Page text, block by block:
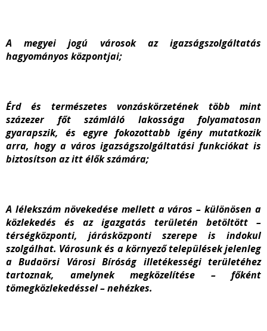
A megyei jogú városok az igazságszolgáltatás
hagyományos központjai;
Érd és természetes vonzáskörzetének több mint
százezer főt számláló lakossága folyamatosan
gyarapszik, és egyre fokozottabb igény mutatkozik
arra, hogy a város igazságszolgáltatási funkciókat is
biztosítson az itt élők számára;
A lélekszám növekedése mellett a város – különösen a
közlekedés és az igazgatás területén betöltött –
térségközponti, járásközponti szerepe is indokul
szolgálhat. Városunk és a környező települések jelenleg
a Budaörsi Városi Bíróság illetékességi területéhez
tartoznak, amelynek megközelítése – főként
tömegközlekedéssel – nehézkes.